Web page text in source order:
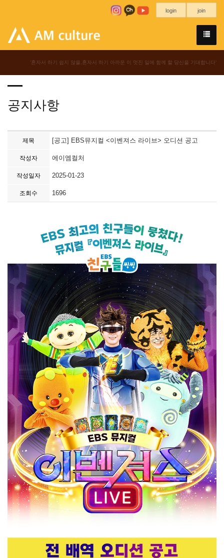
login join
'혼자서 하기 쉽지 않을,혼자서 하기 아까운 이 멋진 일에 함께 할 당신을 기대합니다'
공지사항
제목 [공고] EBS뮤지컬 <이벤져스 라이브> 오디션 공고
작성자 에이엠컬처
작성일자 2025-01-23
조회수 1696